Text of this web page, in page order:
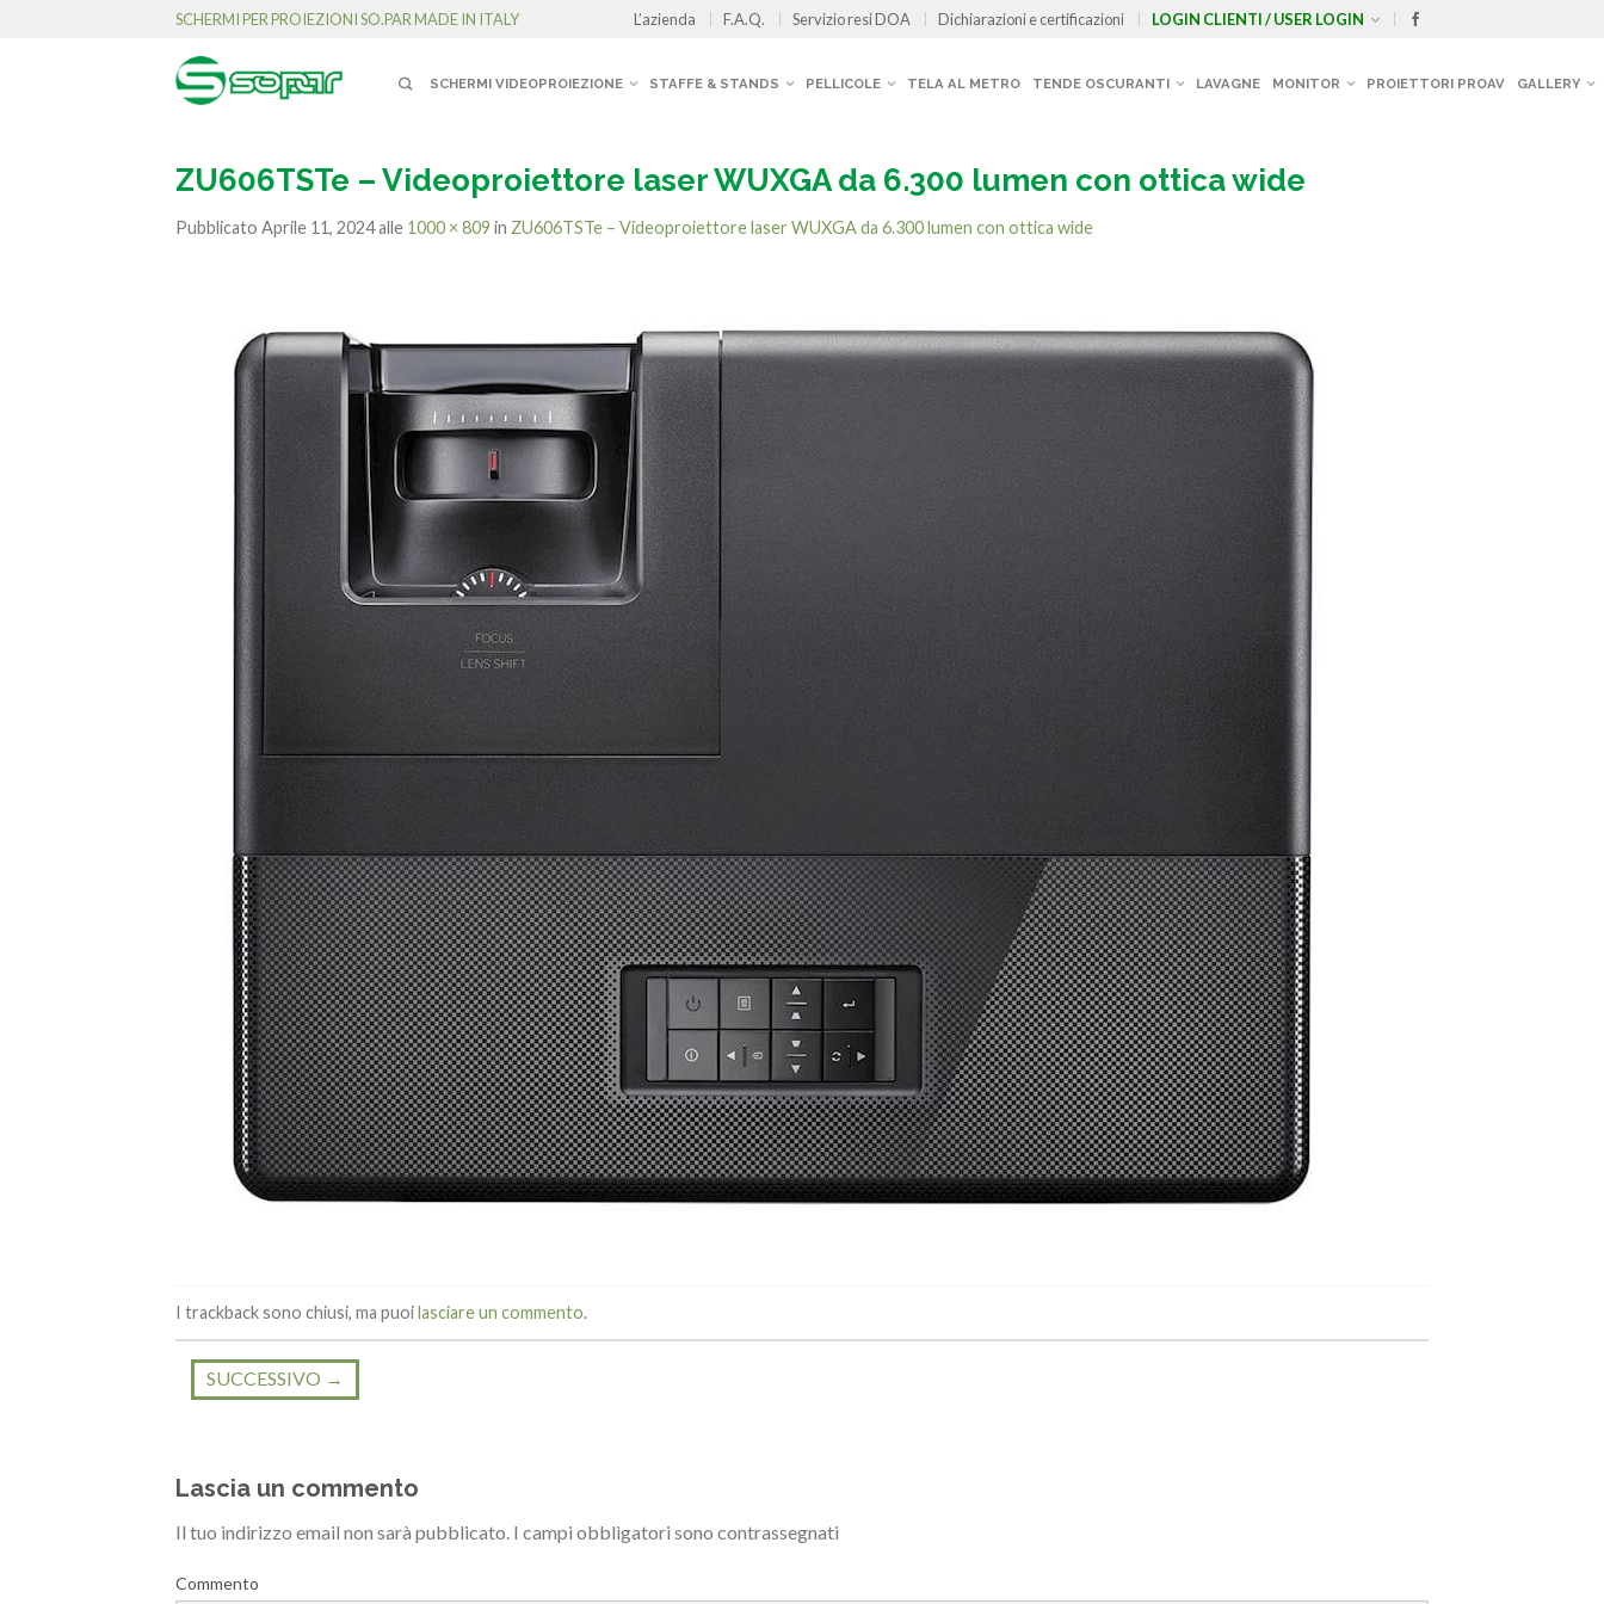
SCHERMI PER PROIEZIONI SO.PAR MADE IN ITALY L’azienda F.A.Q. Servizio resi DOA Dichiarazioni e certificazioni LOGIN CLIENTI / USER LOGIN
SCHERMI VIDEOPROIEZIONE STAFFE & STANDS PELLICOLE TELA AL METRO TENDE OSCURANTI LAVAGNE MONITOR PROIETTORI PROAV GALLERY
ZU606TSTe – Videoproiettore laser WUXGA da 6.300 lumen con ottica wide
Pubblicato Aprile 11, 2024alle 1000 × 809 in ZU606TSTe – Videoproiettore laser WUXGA da 6.300 lumen con ottica wide
I trackback sono chiusi, ma puoilasciare un commento.
SUCCESSIVO →
Lascia un commento
Il tuo indirizzo email non sarà pubblicato. I campi obbligatori sono contrassegnati
Commento